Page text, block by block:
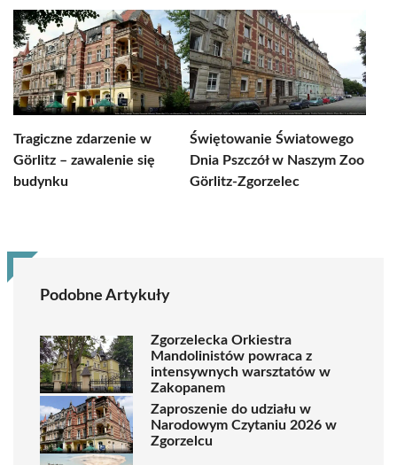
Tragiczne zdarzenie w
Görlitz – zawalenie się
budynku
Świętowanie Światowego
Dnia Pszczół w Naszym Zoo
Görlitz-Zgorzelec
Podobne Artykuły
Zgorzelecka Orkiestra
Mandolinistów powraca z
intensywnych warsztatów w
Zakopanem
Zaproszenie do udziału w
Narodowym Czytaniu 2026 w
Zgorzelcu